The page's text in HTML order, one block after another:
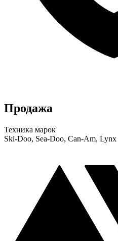
Продажа
Техника марок
Ski-Doo, Sea-Doo, Can-Am, Lynx